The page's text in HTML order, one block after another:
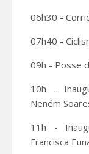
06h30 -
07h40 -
09h - Posse
10h -
Neném
11h -
Francisca